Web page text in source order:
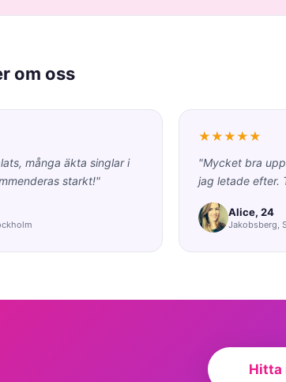
om oss
många äkta singlar i
starkt!"
★★★★★
"Mycket bra
jag letade efter.
Alice, 24
Jakobsberg,
Hitta